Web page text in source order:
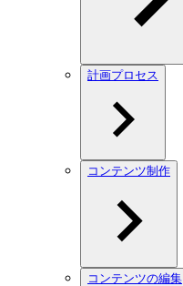
計画プロセス
コンテンツ制作
コンテンツの編集